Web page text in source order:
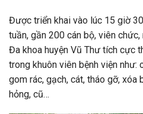
Được triển khai vào lúc 15 giờ
tuần, gần 200 cán bộ, viên
Đa khoa huyện Vũ Thư tích cực
trong khuôn viên bệnh viện như:
gom rác, gạch, cát, tháo gỡ, xóa
hỏng, cũ…